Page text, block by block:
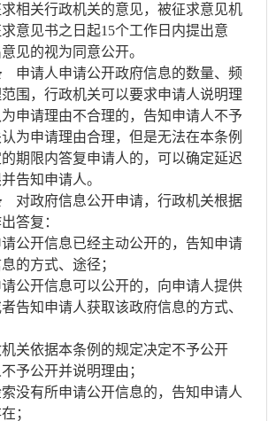
相关行政机关的意见，被征求意见机
意见书之日起15个工作日内提出意
见的视为同意公开。
申请人申请公开政府信息的数量、频
围，行政机关可以要求申请人说明理
申请理由不合理的，告知申请人不予
为申请理由合理，但是无法在本条例
期限内答复申请人的，可以确定延迟
告知申请人。
对政府信息公开申请，行政机关根据
答复：
开信息已经主动公开的，告知申请
的方式、途径；
开信息可以公开的，向申请人提供
告知申请人获取该政府信息的方式、
依据本条例的规定决定不予公开
予公开并说明理由；
有所申请公开信息的，告知申请人
；